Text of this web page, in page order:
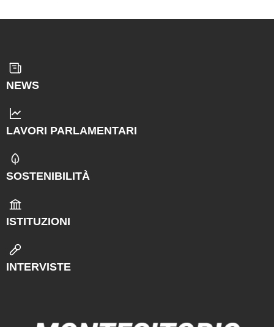
NEWS
LAVORI PARLAMENTARI
SOSTENIBILITÀ
ISTITUZIONI
INTERVISTE